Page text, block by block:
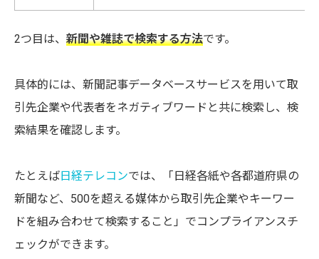
2つ目は、 新聞や雑誌で検索する方法です。
具体的には、新聞記事データベースサービスを用いて取
引先企業や代表者をネガティブワードと共に検索し、検
索結果を確認します。
たとえば日経テレコンでは、「日経各紙や各都道府県の
新聞など、500を超える媒体から取引先企業やキーワー
ドを組み合わせて検索すること」でコンプライアンスチ
ェックができます。